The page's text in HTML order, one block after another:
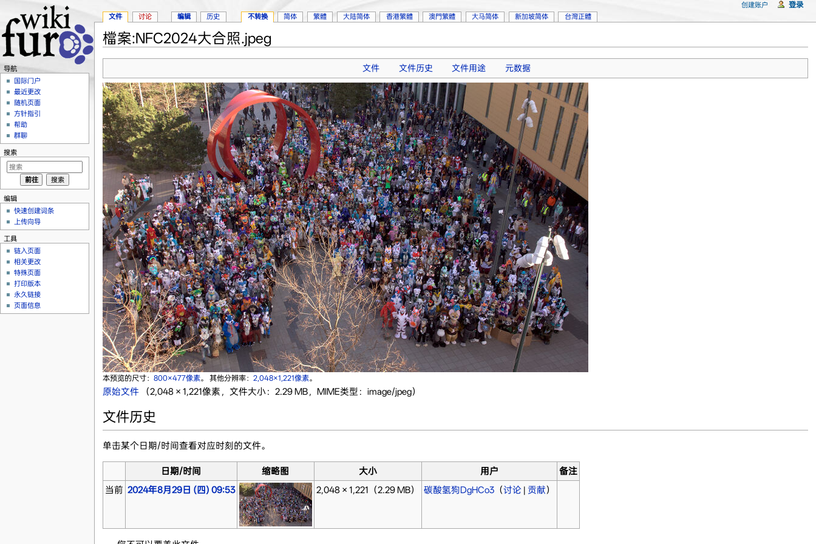
檔案:NFC2024大合照.jpeg
文件 文件历史 文件用途 元数据
本预览的尺寸： 800×477像素。 其他分辨率： 2,048×1,221像素。
原始文件‎ （2,048 × 1,221像素，文件大小：2.29 MB，MIME类型：image/jpeg）
文件历史
单击某个日期/时间查看对应时刻的文件。
日期/时间 缩略图 大小 用户
备注
当前 2024年8月29日 (四) 09:53 2,048 × 1,221 （2.29 MB） 碳酸氢狗DgHCo3（讨论| 贡献）
文件 讨论 编辑 历史 不转换 简体 繁體 大陆简体 香港繁體 澳門繁體 大马简体 新加坡简体 台灣正體
创建账户 登录
导航
国际门户
最近更改
随机页面
方针指引
帮助
群聊
搜索
编辑
快速创建词条
上传向导
工具
链入页面
相关更改
特殊页面
打印版本
永久链接
页面信息